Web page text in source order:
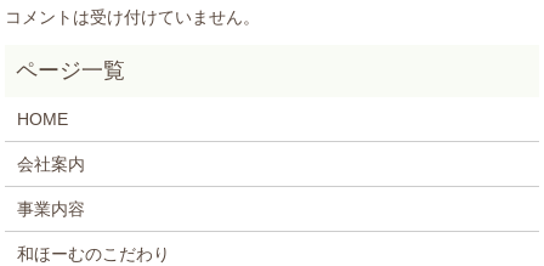
コメントは受け付けていません。
HOME
会社案内
事業内容
和ほーむのこだわり